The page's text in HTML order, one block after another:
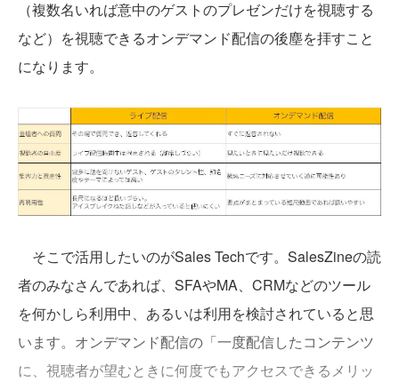
（複数名いれば意中のゲストのプレゼンだけを視聴する
など）を視聴できるオンデマンド配信の後塵を拝すこと
になります。
そこで活用したいのがSales Techです。SalesZineの読
者のみなさんであれば、SFAやMA、CRMなどのツール
を何かしら利用中、あるいは利用を検討されていると思
います。オンデマンド配信の「一度配信したコンテンツ
に、視聴者が望むときに何度でもアクセスできるメリッ